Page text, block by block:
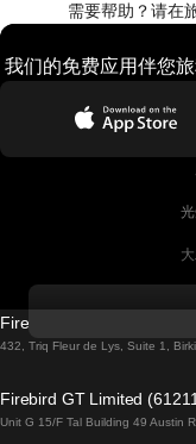
需要帮助？请在
我们的免费应用伴您
Firebird GT Limited (OC
432, Triq Fleur de Lys, Suite 1,
Firebird GT Limited
Unit G 15/F Tal Building 49 Austin